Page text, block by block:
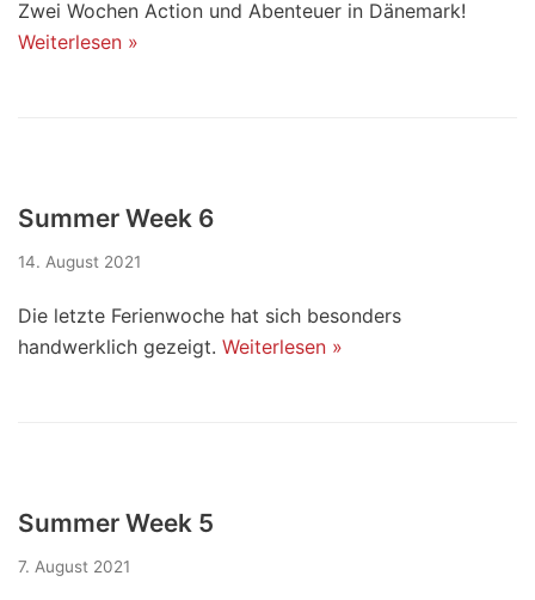
Zwei Wochen Action und Abenteuer in Dänemark!
Weiterlesen »
Summer Week 6
14. August 2021
Die letzte Ferienwoche hat sich besonders
handwerklich gezeigt. Weiterlesen »
Summer Week 5
7. August 2021